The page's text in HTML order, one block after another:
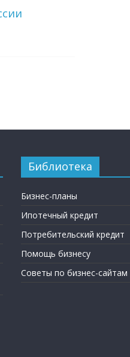
Библиотека
Бизнес-планы
Ипотечный кредит
Потребительский кредит
Помощь бизнесу
Советы по бизнес-сайтам